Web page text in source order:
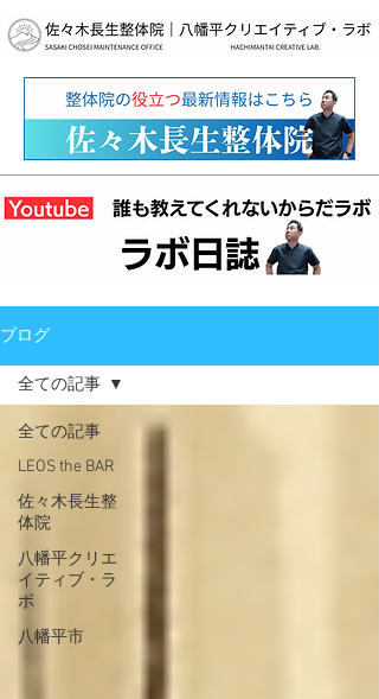
ブログ
全ての記事
LEOS the BAR
佐々木長生整
体院
八幡平クリエ
イティブ・ラ
ボ
八幡平市
全ての記事